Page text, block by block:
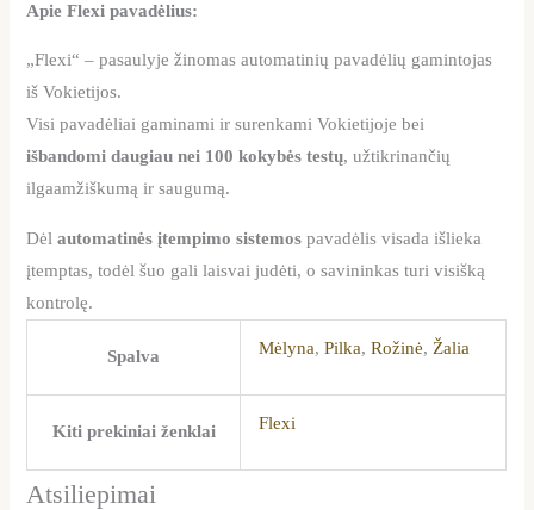
Apie Flexi pavadėlius:
„Flexi“ – pasaulyje žinomas automatinių pavadėlių gamintojas
iš Vokietijos.
Visi pavadėliai gaminami ir surenkami Vokietijoje bei
išbandomi daugiau nei 100 kokybės testų, užtikrinančių
ilgaamžiškumą ir saugumą.
Dėlautomatinės įtempimo sistemos pavadėlis visada išlieka
įtemptas, todėl šuo gali laisvai judėti, o savininkas turi visišką
kontrolę.
Spalva Mėlyna,Pilka,Rožinė, Žalia
Kiti prekiniai ženklai Flexi
Atsiliepimai